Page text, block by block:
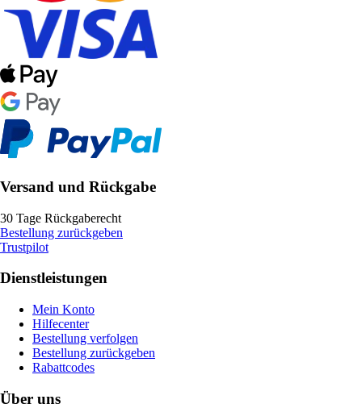
Versand und Rückgabe
30 Tage Rückgaberecht
Bestellung zurückgeben
Trustpilot
Dienstleistungen
Mein Konto
Hilfecenter
Bestellung verfolgen
Bestellung zurückgeben
Rabattcodes
Über uns